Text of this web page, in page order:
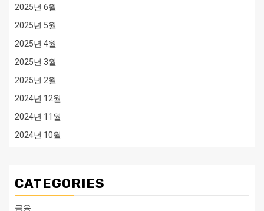
2025년 6월
2025년 5월
2025년 4월
2025년 3월
2025년 2월
2024년 12월
2024년 11월
2024년 10월
CATEGORIES
금융